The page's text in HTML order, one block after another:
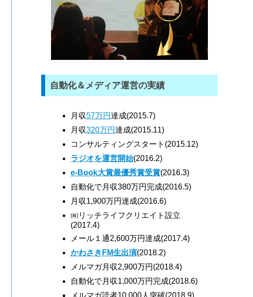
自動化＆メディア運営の実績
月収57万円達成(2015.7)
月収320万円達成(2015.11)
コンサルティングスタート(2015.12)
ラジオを運営開始(2016.2)
e-Book大賞最優秀賞受賞(2016.3)
自動化で月収380万円完成(2016.5)
月収1,900万円達成(2016.6)
㈱リッチライフクリエイト設立
(2017.4)
メール１通2,600万円達成(2017.4)
かわさきFM生出演(2018.2)
メルマガ月収2,900万円(2018.4)
自動化で月収1,000万円完成(2018.6)
メルマガ読者10,000人突破(2018.9)